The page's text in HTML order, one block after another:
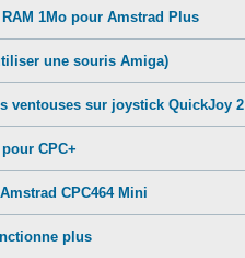
1Mo pour Amstrad Plus
une souris Amiga)
ventouses sur joystick QuickJoy 2
CPC+
CPC464 Mini
plus